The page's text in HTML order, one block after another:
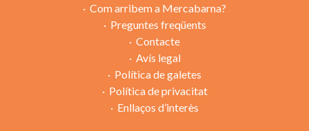
Com arribem a Mercabarna?
Preguntes freqüents
Contacte
Avís legal
Política de galetes
Política de privacitat
Enllaços d’interès